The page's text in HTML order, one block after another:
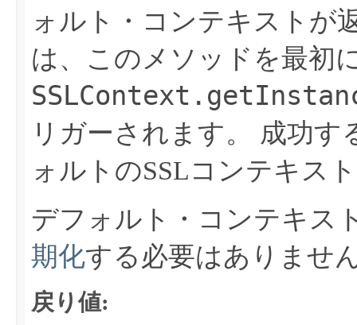
ォルト・コンテキストが
は、このメソッドを最初
リガーされます。
成功す
ォルトのSSLコンテキス
デフォルト・コンテキス
期化する必要はありませ
戻り値: